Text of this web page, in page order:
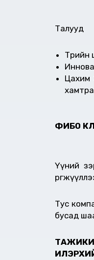
Талууд
Цахим
ФИБО
Үүний
Тус
бусад